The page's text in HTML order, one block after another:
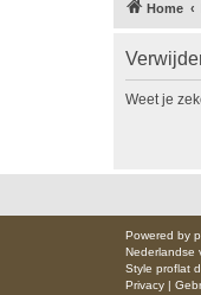
Home
Weet je
Powered by
Nederlandse
Style proflat
Privacy |